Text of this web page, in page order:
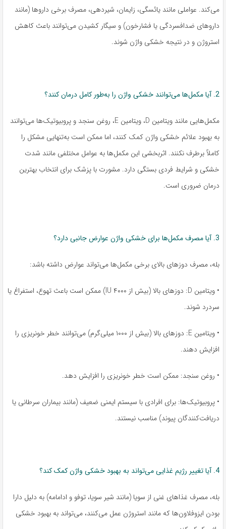
می‌کند. عواملی مانند یائسگی، زایمان، شیردهی، مصرف برخی داروها (مانند
داروهای ضدافسردگی یا فشارخون) و سیگار کشیدن می‌توانند باعث کاهش
استروژن و در نتیجه خشکی واژن شوند.
2. آیا مکمل‌ها می‌توانند خشکی واژن را به‌طور کامل درمان کنند؟
مکمل‌هایی مانند ویتامین D، ویتامین E، روغن سنجد و پروبیوتیک‌ها می‌توانند
به بهبود علائم خشکی واژن کمک کنند، اما ممکن است به‌تنهایی مشکل را
کاملاً برطرف نکنند. اثربخشی این مکمل‌ها به عوامل مختلفی مانند شدت
خشکی و شرایط فردی بستگی دارد. مشورت با پزشک برای انتخاب بهترین
درمان ضروری است.
3. آیا مصرف مکمل‌ها برای خشکی واژن عوارض جانبی دارد؟
بله، مصرف دوزهای بالای برخی مکمل‌ها می‌تواند عوارض داشته باشد:
• ویتامین D: دوزهای بالا (بیش از ۴۰۰۰ IU) ممکن است باعث تهوع، استفراغ یا
سردرد شوند.
• ویتامین E: دوزهای بالا (بیش از ۱۰۰۰ میلی‌گرم) می‌توانند خطر خونریزی را
افزایش دهند.
• روغن سنجد: ممکن است خطر خونریزی را افزایش دهد.
• پروبیوتیک‌ها: برای افرادی با سیستم ایمنی ضعیف (مانند بیماران سرطانی یا
دریافت‌کنندگان پیوند) مناسب نیستند.
4. آیا تغییر رژیم غذایی می‌تواند به بهبود خشکی واژن کمک کند؟
بله، مصرف غذاهای غنی از سویا (مانند شیر سویا، توفو و ادامامه) به دلیل دارا
بودن ایزوفلاون‌ها که مانند استروژن عمل می‌کنند، می‌تواند به بهبود خشکی